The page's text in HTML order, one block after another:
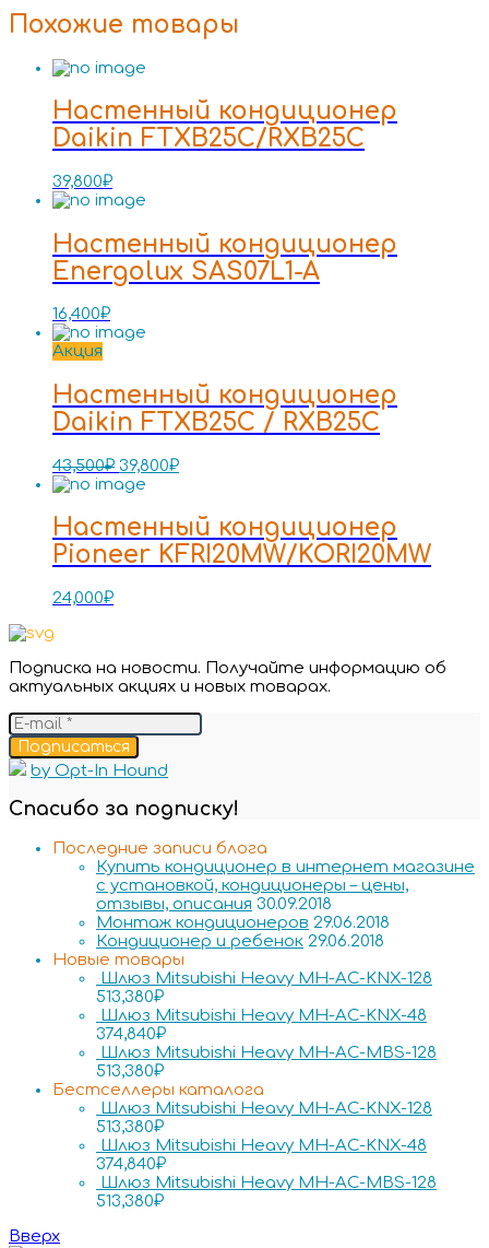
Похожие товары
Настенный кондиционер
Daikin FTXB25C/RXB25C
39,800₽
Настенный кондиционер
Energolux SAS07L1-A
16,400₽
Акция
Настенный кондиционер
Daikin FTXB25C / RXB25C
43,500₽ 39,800₽
Настенный кондиционер
Pioneer KFRI20MW/KORI20MW
24,000₽
Подписка на новости. Получайте информацию об
актуальных акциях и новых товарах.
Подписаться
by Opt-In Hound
Спасибо за подписку!
Последние записи блога
Купить кондиционер в интернет магазине
с установкой, кондиционеры – цены,
отзывы, описания 30.09.2018
Монтаж кондиционеров 29.06.2018
Кондиционер и ребенок 29.06.2018
Новые товары
Шлюз Mitsubishi Heavy MH-AC-KNX-128
513,380₽
Шлюз Mitsubishi Heavy MH-AC-KNX-48
374,840₽
Шлюз Mitsubishi Heavy MH-AC-MBS-128
513,380₽
Бестселлеры каталога
Шлюз Mitsubishi Heavy MH-AC-KNX-128
513,380₽
Шлюз Mitsubishi Heavy MH-AC-KNX-48
374,840₽
Шлюз Mitsubishi Heavy MH-AC-MBS-128
513,380₽
Вверх